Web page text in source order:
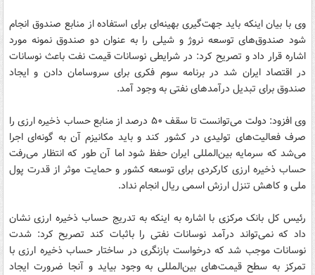
وی با بیان اینکه باید جهت‌گیری بهینه‌ای برای استفاده از منابع صندوق انجام
شود صندوق‌های توسعه نروژ و شیلی را به عنوان دو صندوق نمونه مورد
اشاره قرار داد و تصریح کرد: در شرایطی نوسانات قیمت نفت باعث نوسانات
در اقتصاد ایران شد در برنامه سوم فکری برای سروسامان دادن و ایجاد
صندوق برای تبدیل درآمدهای نفتی به وجود آمد.
وی افزود: دولت می‌توانست تا سقف ۵۰ درصد از منابع حساب ذخیره ارزی را
صرف فعالیت‌های تولیدی در کشور کند و باید مکانیزم آن به گونه‌ای اجرا
می‌شد که سرمایه‌ بین‌المللی ایران حفظ شود اما آن طور که انتظار می‌رفت
حساب ذخیره ارزی کارکردی برای توسعه کشور و حمایت موثر از قدرت پول
ملی و کاهش تنزل ارزش اسمی ریال انجام نداد.
رئیس کل بانک مرکزی با اشاره به اینکه به تدریج حساب ذخیره ارزی نشان
داد که نمی‌تواند درآمد نوسانات نفتی را باثبات کند تصریح کرد: شدت
نوسانات موجب شد که درخواست بازنگری در ساختار حساب ذخیره ارزی با
تمرکز به سطح قیمـت‌های بین‌المللی به وجود بیاید و آنجا ضرورت ایجاد